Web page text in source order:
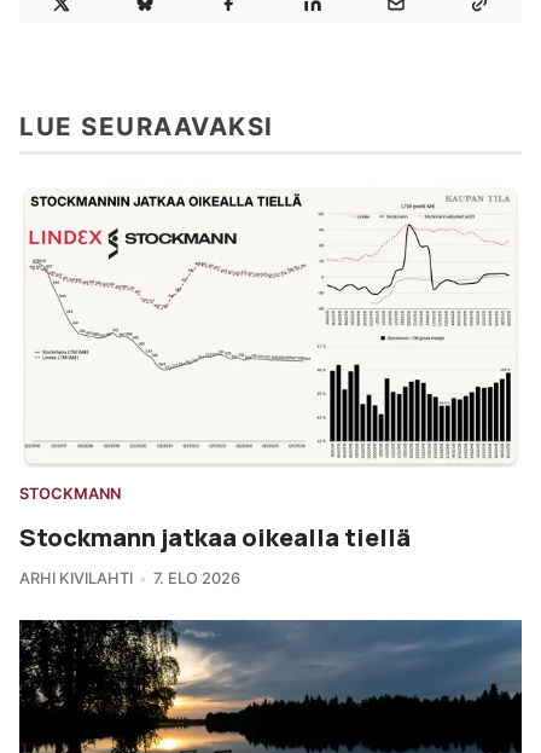
LUE SEURAAVAKSI
STOCKMANN
Stockmann jatkaa oikealla tiellä
ARHI KIVILAHTI 7. ELO 2026